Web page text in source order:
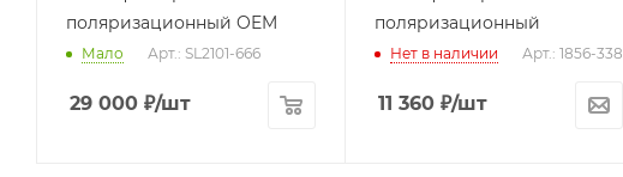
поляризационный OEM
Мало Арт.: SL2101-666
29 000 ₽/шт
поляризационный
Нет в наличии Арт.: 1856-338
11 360₽/шт